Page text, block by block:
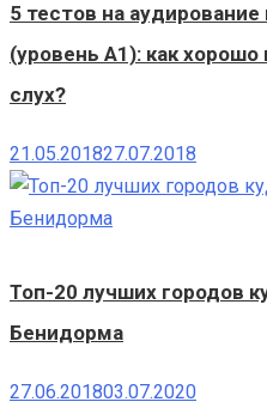
5 тестов на
(уровень А1): как
слух?
21.05.201827.07.2018
Топ-20 лучших городов
Бенидорма
27.06.201803.07.2020